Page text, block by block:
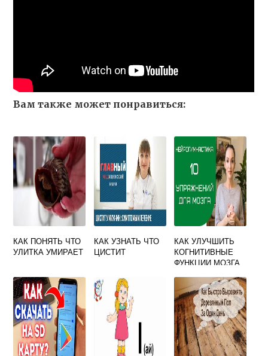
Вам также может понравиться:
КАК ПОНЯТЬ ЧТО
УЛИТКА УМИРАЕТ
КАК УЗНАТЬ ЧТО
ЦИСТИТ
КАК УЛУЧШИТЬ
КОГНИТИВНЫЕ
ФУНКЦИИ МОЗГА